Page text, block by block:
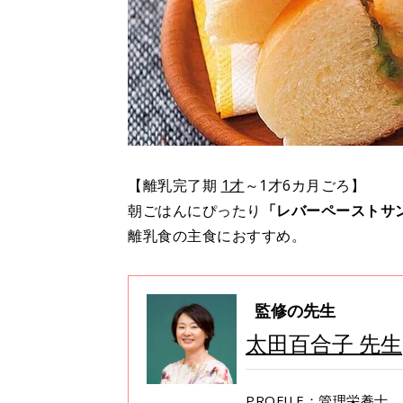
【離乳完了期 1才～1才6カ月ごろ】
朝ごはんにぴったり
「レバーペーストサ
離乳食の主食におすすめ。
監修の先生
太田百合子 先生